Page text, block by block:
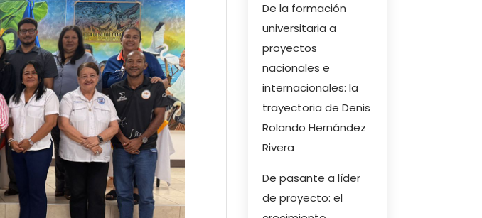
De la formación
universitaria a
proyectos
nacionales e
internacionales: la
trayectoria de Denis
Rolando Hernández
Rivera
De pasante a líder
de proyecto: el